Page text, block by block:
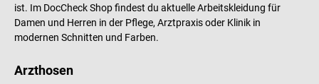
ist. Im DocCheck Shop findest du aktuelle Arbeitskleidung für
Damen und Herren in der Pflege, Arztpraxis oder Klinik in
modernen Schnitten und Farben.
Arzthosen